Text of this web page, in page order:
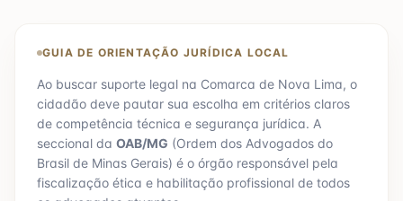
GUIA DE ORIENTAÇÃO JURÍDICA LOCAL
Ao buscar suporte legal na Comarca de Nova Lima, o
cidadão deve pautar sua escolha em critérios claros
de competência técnica e segurança jurídica. A
seccional da OAB/MG (Ordem dos Advogados do
Brasil de Minas Gerais) é o órgão responsável pela
fiscalização ética e habilitação profissional de todos